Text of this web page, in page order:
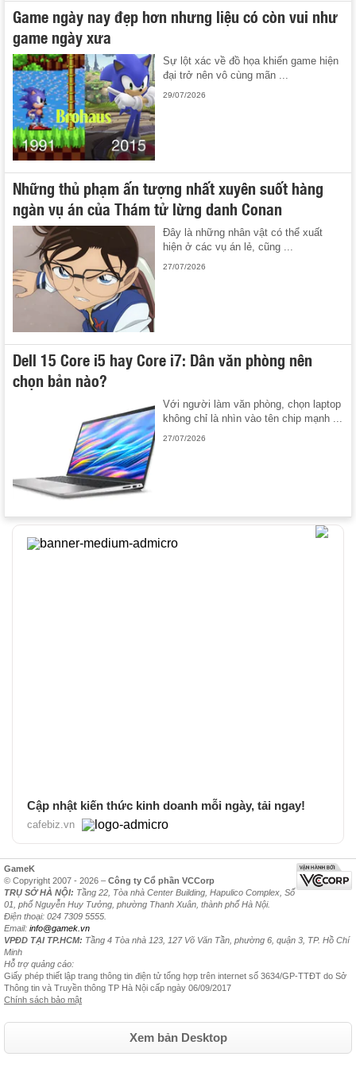
Game ngày nay đẹp hơn nhưng liệu có còn vui như
game ngày xưa
Sự lột xác về đồ họa khiến game hiện
đại trở nên vô cùng mãn ...
29/07/2026
Những thủ phạm ấn tượng nhất xuyên suốt hàng
ngàn vụ án của Thám tử lừng danh Conan
Đây là những nhân vật có thể xuất
hiện ở các vụ án lẻ, cũng ...
27/07/2026
Dell 15 Core i5 hay Core i7: Dân văn phòng nên
chọn bản nào?
Với người làm văn phòng, chọn laptop
không chỉ là nhìn vào tên chip mạnh ...
27/07/2026
Cập nhật kiến thức kinh doanh mỗi ngày, tải ngay!
cafebiz.vn
GameK
© Copyright 2007 - 2026 – Công ty Cổ phần VCCorp
TRỤ SỞ HÀ NỘI: Tầng 22, Tòa nhà Center Building, Hapulico Complex, Số
01, phố Nguyễn Huy Tưởng, phường Thanh Xuân, thành phố Hà Nội.
Điện thoại: 024 7309 5555.
Email: info@gamek.vn
VPĐD TẠI TP.HCM: Tầng 4 Tòa nhà 123, 127 Võ Văn Tần, phường 6, quận 3, TP. Hồ Chí
Minh
Hỗ trợ quảng cáo:
Giấy phép thiết lập trang thông tin điện tử tổng hợp trên internet số 3634/GP-TTĐT do Sở
Thông tin và Truyền thông TP Hà Nội cấp ngày 06/09/2017
Chính sách bảo mật
Xem bản Desktop